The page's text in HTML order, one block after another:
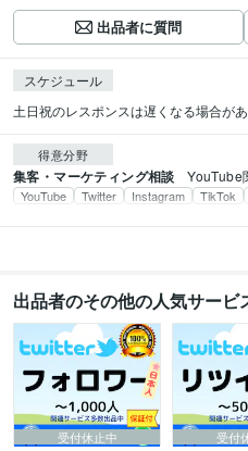
出品者に質問
スケジュール
土日祝のレスポンスは遅くなる場合があ
得意分野
集客・マーケティング相談 YouTube
YouTube Twitter Instagram TikTok
出品者のその他の人気サービ
受付休止中
受付